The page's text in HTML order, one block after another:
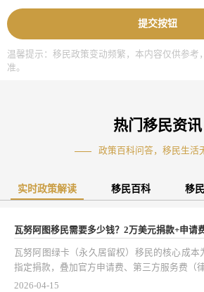
提交按钮
温馨提示：移民政策变动频繁，本内容仅供参考
准。
热门移民资讯
政策百科问答，移民生活
实时政策解读 移民百科 移
瓦努阿图移民需要多少钱？2万美元捐款+申请
瓦努阿图绿卡（永久居留权）移民的核心成本
指定捐款，叠加官方申请费、第三方服务费（
后，单人总花费约14万人民币（以实时汇率
2026-04-15